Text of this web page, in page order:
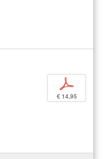
p
€ 14,95